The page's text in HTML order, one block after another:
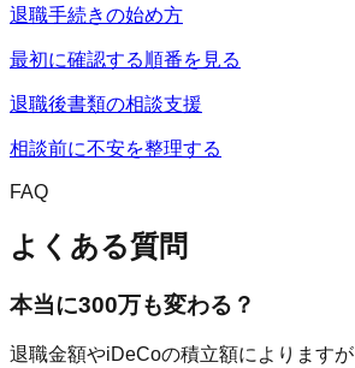
退職手続きの始め方
最初に確認する順番を見る
退職後書類の相談支援
相談前に不安を整理する
FAQ
よくある質問
本当に300万も変わる？
退職金額やiDeCoの積立額によります